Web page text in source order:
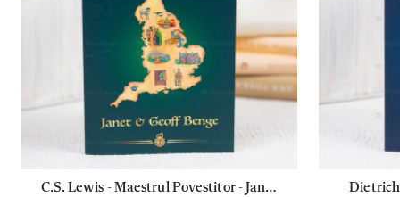
C.S. Lewis - Maestrul Povestitor - Janet